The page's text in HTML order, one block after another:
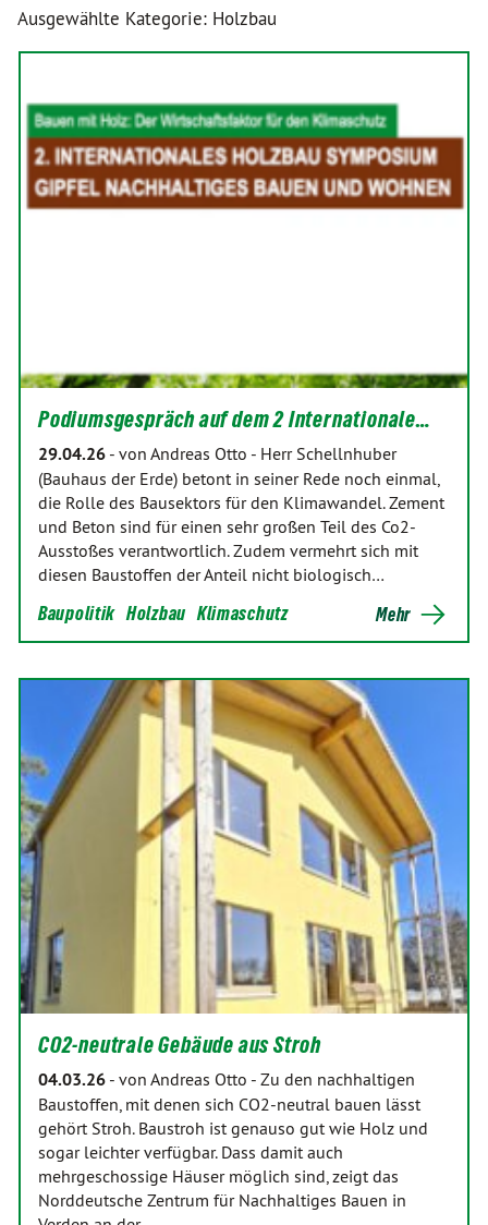
Ausgewählte Kategorie: Holzbau
Podiumsgespräch auf dem 2 Internationale…
29.04.26 - von Andreas Otto - Herr Schellnhuber
(Bauhaus der Erde) betont in seiner Rede noch einmal,
die Rolle des Bausektors für den Klimawandel. Zement
und Beton sind für einen sehr großen Teil des Co2-
Ausstoßes verantwortlich. Zudem vermehrt sich mit
diesen Baustoffen der Anteil nicht biologisch…
Baupolitik Holzbau Klimaschutz Mehr
CO2-neutrale Gebäude aus Stroh
04.03.26 - von Andreas Otto - Zu den nachhaltigen
Baustoffen, mit denen sich CO2-neutral bauen lässt
gehört Stroh. Baustroh ist genauso gut wie Holz und
sogar leichter verfügbar. Dass damit auch
mehrgeschossige Häuser möglich sind, zeigt das
Norddeutsche Zentrum für Nachhaltiges Bauen in